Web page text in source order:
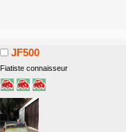
JF500
Fiatiste connaisseur